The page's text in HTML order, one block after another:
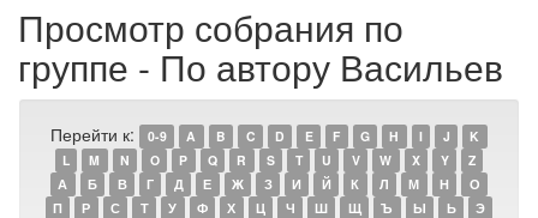
Просмотр собрания по
группе - По автору Васильев
Перейти к: 0-9 A B C D E F G H I J
K
L
M N O P Q R S T U V W X Y
Z
А
Б В Г Д Е Ж З И Й К Л М Н
О
П
Р С Т У Ф Х Ц Ч Ш Щ Ъ Ы Ь
Э